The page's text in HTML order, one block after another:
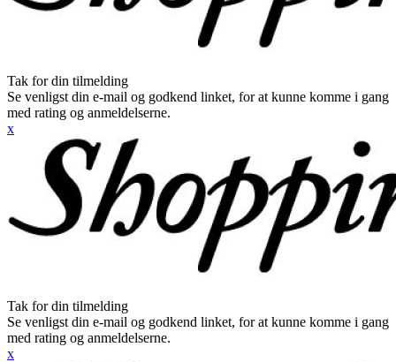
Tak for din tilmelding
Se venligst din e-mail og godkend linket, for at kunne komme i gang
med rating og anmeldelserne.
x
Tak for din tilmelding
Se venligst din e-mail og godkend linket, for at kunne komme i gang
med rating og anmeldelserne.
x